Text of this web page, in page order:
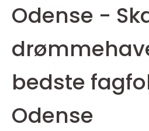
Odense -
bedste
Odense